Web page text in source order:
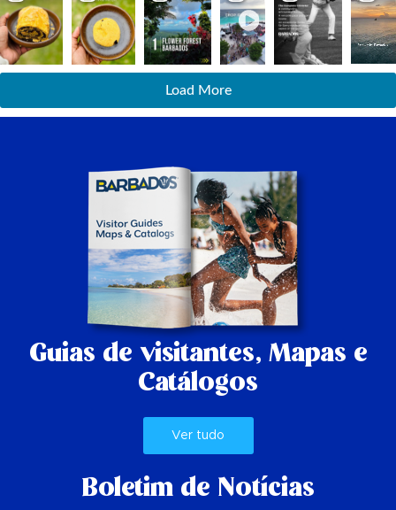
Load More
Guias de visitantes, Mapas e
Catálogos
Ver tudo
Boletim de Notícias